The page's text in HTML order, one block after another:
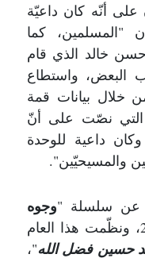
على أنّه كان داعيّة
"المسلمين، كما
حسن خالد الذي قام
البعض، واستطاع
من خلال بيانات قمة
التي نصّت على أنّ
داعية للوحدة
والمسيحيّين".
عن سلسلة "وجوه
" التي بدأت منذ سنة 2011، ونظّمت هذا العام
حسين فضل الله"،